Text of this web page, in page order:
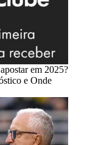
em 2025?
e Onde